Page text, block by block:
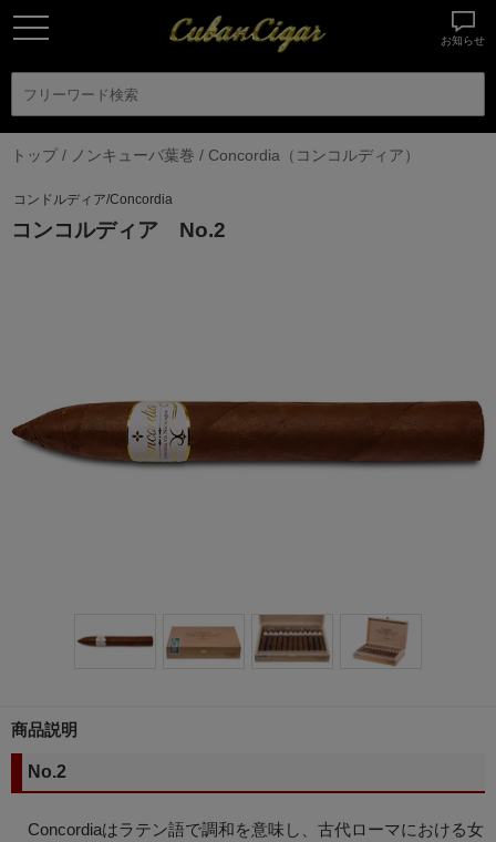
お知らせ
トップ/ ノンキューバ葉巻 / Concordia（コンコルディア）
コンドルディア/Concordia
コンコルディア No.2
商品説明
No.2
Concordiaはラテン語で調和を意味し、古代ローマにおける女